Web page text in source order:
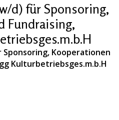
d) für Sponsoring,
Fundraising,
Kooperationen
Kulturbetriebsges.m.b.H